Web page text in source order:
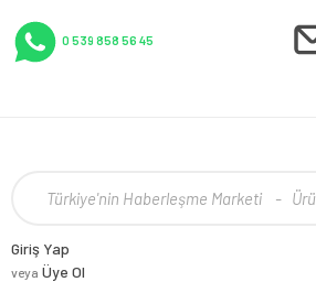
0 539 858 56 45
Giriş Yap
veya Üye Ol